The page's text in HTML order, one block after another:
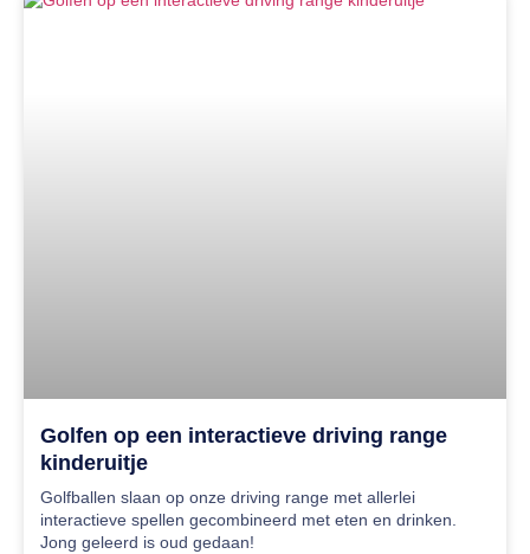
Golfen op een interactieve driving range
kinderuitje
Golfballen slaan op onze driving range met allerlei
interactieve spellen gecombineerd met eten en drinken.
Jong geleerd is oud gedaan!